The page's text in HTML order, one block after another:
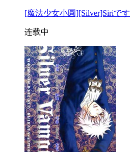
[魔法少女小圓][Silver]Siriです
连载中